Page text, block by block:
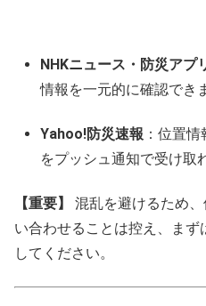
NHKニュース・防災アプ
情報を一元的に確認でき
Yahoo!防災速報 ：位置
をプッシュ通知で受け取
【重要】
混乱を避けるため
い合わせることは控え、ま
してください。